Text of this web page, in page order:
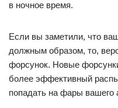
в ночное время.
Если вы заметили, что
должным образом, то,
форсунок. Новые
более эффективный
попадать на фары вашего